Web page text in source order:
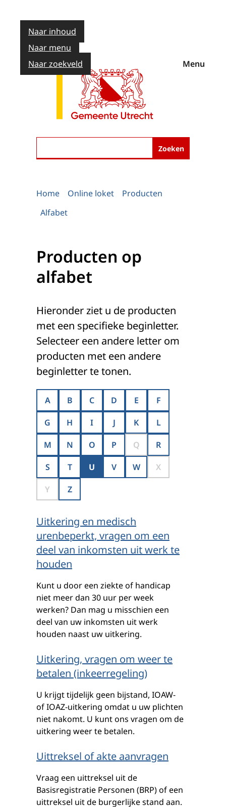
Naar inhoud
Naar menu
Naar zoekveld
Zoeken
Menu
Home Online loket
Producten
Alfabet
Producten op
alfabet
Hieronder ziet u de producten
met een specifieke beginletter.
Selecteer een andere letter om
producten met een andere
beginletter te tonen.
A B C D E
F
G
H I J K
L
M
N O P Q
R
S
T U V W
X
Y
Z
Uitkering en medisch
urenbeperkt, vragen om een
deel van inkomsten uit werk te
houden
Kunt u door een ziekte of handicap
niet meer dan 30 uur per week
werken? Dan mag u misschien een
deel van uw inkomsten uit werk
houden naast uw uitkering.
Uitkering, vragen om weer te
betalen (inkeerregeling)
U krijgt tijdelijk geen bijstand, IOAW-
of IOAZ-uitkering omdat u uw plichten
niet nakomt. U kunt ons vragen om de
uitkering weer te betalen.
Uittreksel of akte aanvragen
Vraag een uittreksel uit de
Basisregistratie Personen (BRP) of een
uittreksel uit de burgerlijke stand aan.